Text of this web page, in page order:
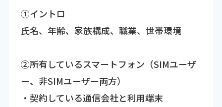
①イントロ
氏名、年齢、家族構成、職業、世帯環境
②所有しているスマートフォン（SIMユーザ
ー、非SIMユーザー両方）
・契約している通信会社と利用端末